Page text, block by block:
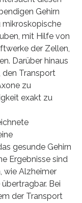
Gehirn
mikroskopische
mit Hilfe von
der Zellen,
Darüber hinaus
den Transport
zu
exakt zu
gesunde Gehirn
Ergebnisse sind
wie Alzheimer
Bei
der Transport